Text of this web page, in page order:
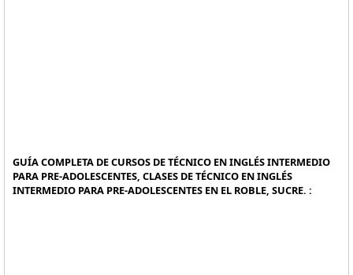
GUÍA COMPLETA DE CURSOS DE TÉCNICO EN INGLÉS INTERMEDIO
PARA PRE-ADOLESCENTES, CLASES DE TÉCNICO EN INGLÉS
INTERMEDIO PARA PRE-ADOLESCENTES EN EL ROBLE, SUCRE. :